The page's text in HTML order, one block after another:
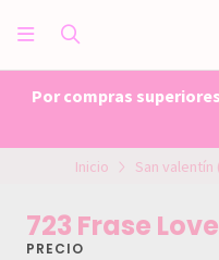
Por compras superiores
Inicio San valentín
723 Frase
PRECIO